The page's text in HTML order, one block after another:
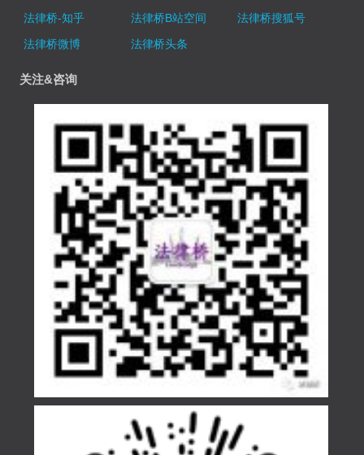
法律桥-知乎
法律桥B站空间
法律桥搜狐号
法律桥微博
法律桥头条
关注&咨询